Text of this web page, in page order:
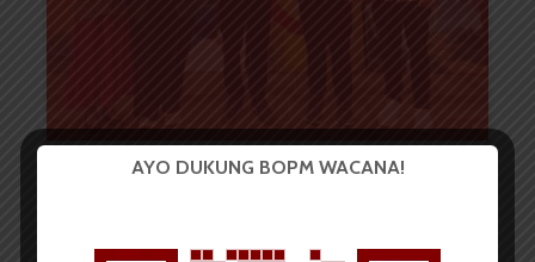
AYO DUKUNG BOPM WACANA!